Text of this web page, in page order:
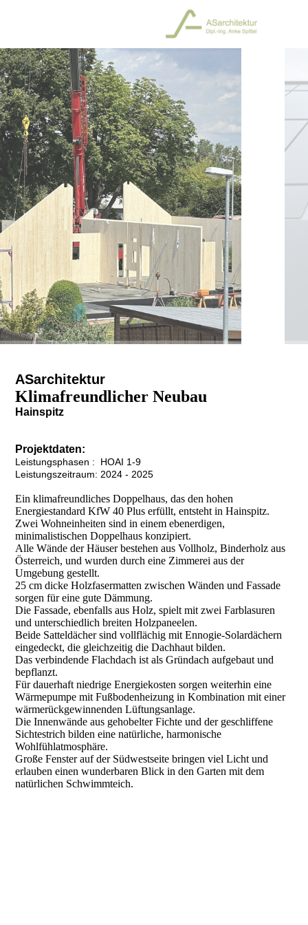
ASarchitektur
Klimafreundlicher Neubau
Hainspitz
Projektdaten:
Leistungsphasen : HOAI 1-9
Leistungszeitraum: 2024 - 2025
Ein klimafreundliches Doppelhaus, das den hohen
Energiestandard KfW 40 Plus erfüllt, entsteht in Hainspitz.
Zwei Wohneinheiten sind in einem ebenerdigen,
minimalistischen Doppelhaus konzipiert.
Alle Wände der Häuser bestehen aus Vollholz, Binderholz aus
Österreich, und wurden durch eine Zimmerei aus der
Umgebung gestellt.
25 cm dicke Holzfasermatten zwischen Wänden und Fassade
sorgen für eine gute Dämmung.
Die Fassade, ebenfalls aus Holz, spielt mit zwei Farblasuren
und unterschiedlich breiten Holzpaneelen.
Beide Satteldächer sind vollflächig mit Ennogie-Solardächern
eingedeckt, die gleichzeitig die Dachhaut bilden.
Das verbindende Flachdach ist als Gründach aufgebaut und
bepflanzt.
Für dauerhaft niedrige Energiekosten sorgen weiterhin eine
Wärmepumpe mit Fußbodenheizung in Kombination mit einer
wärmerückgewinnenden Lüftungsanlage.
Die Innenwände aus gehobelter Fichte und der geschliffene
Sichtestrich bilden eine natürliche, harmonische
Wohlfühlatmosphäre.
Große Fenster auf der Südwestseite bringen viel Licht und
erlauben einen wunderbaren Blick in den Garten mit dem
natürlichen Schwimmteich.